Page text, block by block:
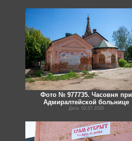
Фото № 977735. Часовня при
Адмиралтейской больнице
Дата: 02.07.2020